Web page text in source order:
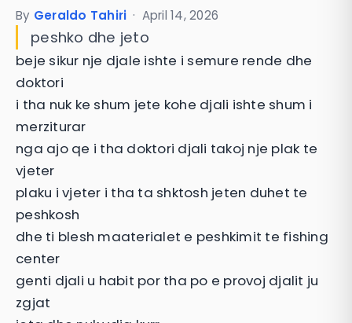
By Geraldo Tahiri · April 14, 2026
peshko dhe jeto
beje sikur nje djale ishte i semure rende dhe
doktori
i tha nuk ke shum jete kohe djali ishte shum i
merziturar
nga ajo qe i tha doktori djali takoj nje plak te
vjeter
plaku i vjeter i tha ta shktosh jeten duhet te
peshkosh
dhe ti blesh maaterialet e peshkimit te fishing
center
genti djali u habit por tha po e provoj djalit ju
zgjat